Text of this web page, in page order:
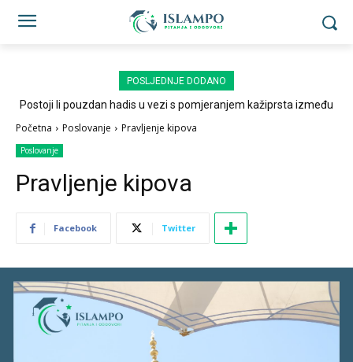
POSLJEDNJE DODANO
Postoji li pouzdan hadis u vezi s pomjeranjem kažiprsta između
Početna Poslovanje Pravljenje kipova
Poslovanje
Pravljenje kipova
Facebook Twitter